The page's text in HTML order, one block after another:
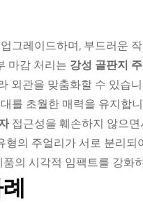
그레이드하며, 부드러운
마감 처리는 강성 골판지
외관을 맞춤화할 수 있습
를 초월한 매력을 유지합
접근성을 훼손하지 않으
형의 주얼리가 서로 분리
의 시각적 임팩트를 강화